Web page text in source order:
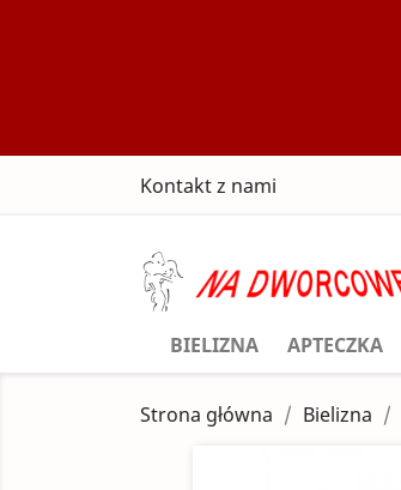
Kontakt z nami
BIELIZNA APTECZKA
Strona główna Bielizna